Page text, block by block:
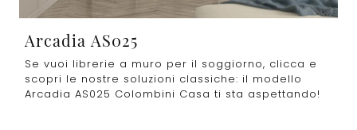
Arcadia AS025
Se vuoi librerie a muro per il soggiorno, clicca e
scopri le nostre soluzioni classiche: il modello
Arcadia AS025 Colombini Casa ti sta aspettando!